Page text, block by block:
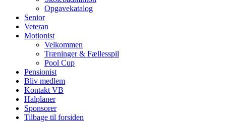
Opgavekatalog
Senior
Veteran
Motionist
Velkommen
Træninger & Fællesspil
Pool Cup
Pensionist
Bliv medlem
Kontakt VB
Halplaner
Sponsorer
Tilbage til forsiden